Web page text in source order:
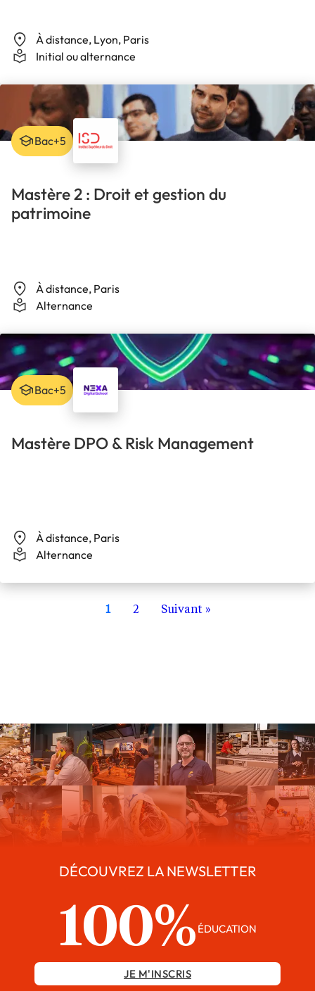
À distance, Lyon, Paris
Initial ou alternance
Mastère 2 : Droit et gestion du
patrimoine
À distance, Paris
Alternance
Bac+5
Mastère DPO & Risk Management
À distance, Paris
Alternance
Bac+5
1 2 Suivant »
DÉCOUVREZ LA NEWSLETTER
100% ÉDUCATION
JE M'INSCRIS